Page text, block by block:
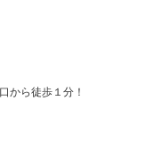
から徒歩１分！